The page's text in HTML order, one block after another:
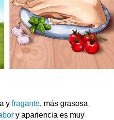
y fragante, más grasosa
y apariencia es muy